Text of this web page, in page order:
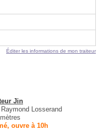
Éditer les informations de mon traiteur
Jin
Raymond Losserand
ouvre à 10h